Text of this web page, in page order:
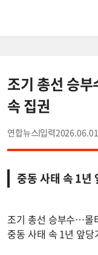
조기 총선 승
속 집권
연합뉴스
중동 사태 속 1년
조기 총선 승부수…몰
중동 사태 속 1년 앞당